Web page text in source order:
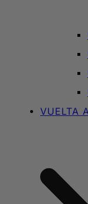
VUELTA